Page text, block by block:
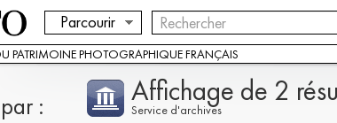
Parcourir
PATRIMOINE PHOTOGRAPHIQUE FRANÇAIS
: Affichage de 2
Service d'archives